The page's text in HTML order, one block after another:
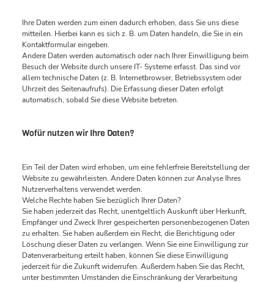
Ihre Daten werden zum einen dadurch erhoben, dass Sie uns diese
mitteilen. Hierbei kann es sich z. B. um Daten handeln, die Sie in ein
Kontaktformular eingeben.
Andere Daten werden automatisch oder nach Ihrer Einwilligung beim
Besuch der Website durch unsere IT- Systeme erfasst. Das sind vor
allem technische Daten (z. B. Internetbrowser, Betriebssystem oder
Uhrzeit des Seitenaufrufs). Die Erfassung dieser Daten erfolgt
automatisch, sobald Sie diese Website betreten.
Wofür nutzen wir Ihre Daten?
Ein Teil der Daten wird erhoben, um eine fehlerfreie Bereitstellung der
Website zu gewährleisten. Andere Daten können zur Analyse Ihres
Nutzerverhaltens verwendet werden.
Welche Rechte haben Sie bezüglich Ihrer Daten?
Sie haben jederzeit das Recht, unentgeltlich Auskunft über Herkunft,
Empfänger und Zweck Ihrer gespeicherten personenbezogenen Daten
zu erhalten. Sie haben außerdem ein Recht, die Berichtigung oder
Löschung dieser Daten zu verlangen. Wenn Sie eine Einwilligung zur
Datenverarbeitung erteilt haben, können Sie diese Einwilligung
jederzeit für die Zukunft widerrufen. Außerdem haben Sie das Recht,
unter bestimmten Umständen die Einschränkung der Verarbeitung